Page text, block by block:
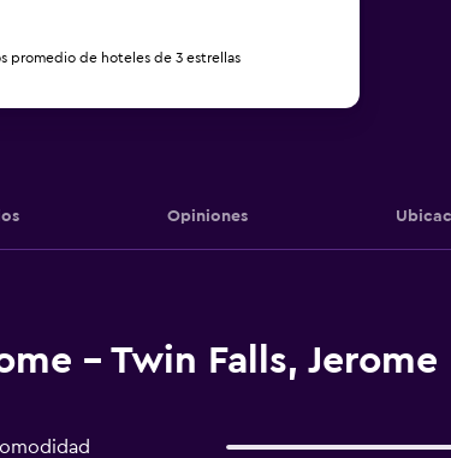
Opiniones
- Twin Falls, Jerome
promedio de hoteles de 3 estrellas